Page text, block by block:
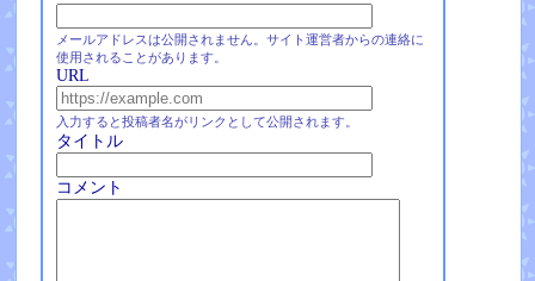
メールアドレスは公開されません。サイト運営者からの連絡に
使用されることがあります。
URL
入力すると投稿者名がリンクとして公開されます。
タイトル
コメント